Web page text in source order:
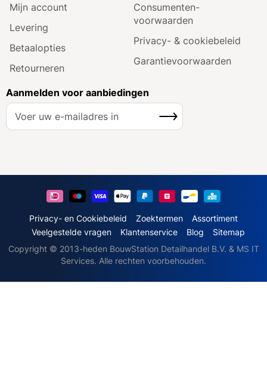
Mijn account
Levering
Betaalopties
Retourneren
Consumenten­
voorwaarden
Privacy- & cookiebeleid
Garantie­voorwaarden
Aanmelden voor aanbiedingen
A
e
o
z
Inschrijven
Privacy- en Cookiebeleid Zoektermen
Assortiment
Veelgestelde vragen
Klantenservice Blog
Sitemap
Copyright © 2013-heden BouwStation Detailhandel B.V. & MS IT
Services. Alle rechten voorbehouden.